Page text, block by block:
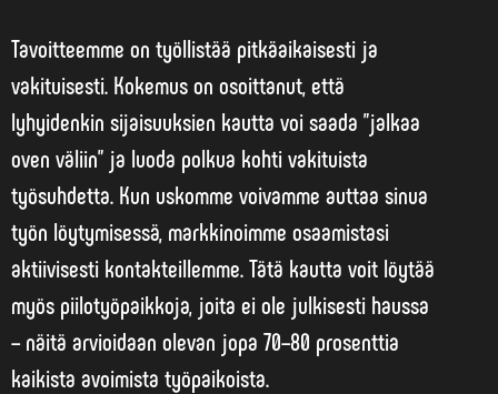
Tavoitteemme on työllistää pitkäaikaisesti ja
vakituisesti. Kokemus on osoittanut, että
lyhyidenkin sijaisuuksien kautta voi saada ”jalkaa
oven väliin” ja luoda polkua kohti vakituista
työsuhdetta. Kun uskomme voivamme auttaa sinua
työn löytymisessä, markkinoimme osaamistasi
aktiivisesti kontakteillemme. Tätä kautta voit löytää
myös piilotyöpaikkoja, joita ei ole julkisesti haussa
– näitä arvioidaan olevan jopa 70–80 prosenttia
kaikista avoimista työpaikoista.